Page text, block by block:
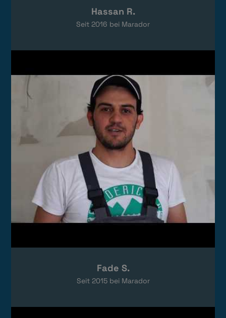
Das Video wird von YouTube eingebettet.
Datenschutzerklärungen
Hassan R.
Seit 2016 bei Marador
Fade S.
Seit 2015bei Marador